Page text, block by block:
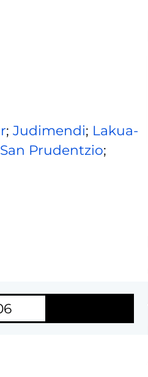
; Judimendi; Lakua-
San Prudentzio;